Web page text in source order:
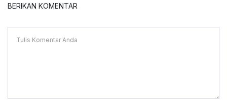
BERIKAN KOMENTAR